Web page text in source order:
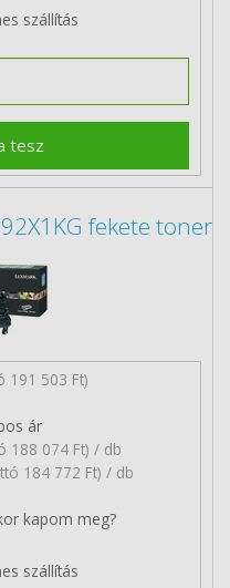
szállítás
tesz
fekete toner
191 503 Ft)
ár
188 074 Ft) / db
184 772 Ft) / db
kapom meg?
szállítás